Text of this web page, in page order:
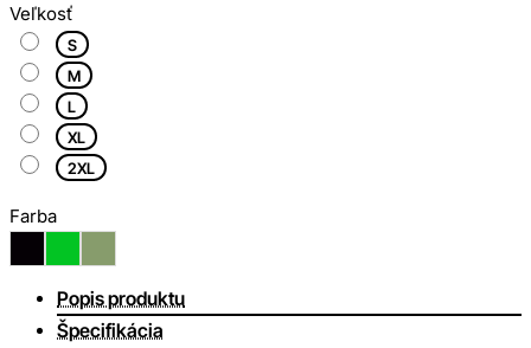
Veľkosť
S
M
L
XL
2XL
Farba
Popis produktu
Špecifikácia